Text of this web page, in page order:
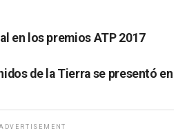
en los premios ATP 2017
de la Tierra se presentó en
ADVERTISEMENT